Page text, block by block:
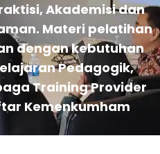
Akademisi dan
Materi pelatihan
dengan kebutuhan
Pedagogik,
Training Provider
Kemenkumham